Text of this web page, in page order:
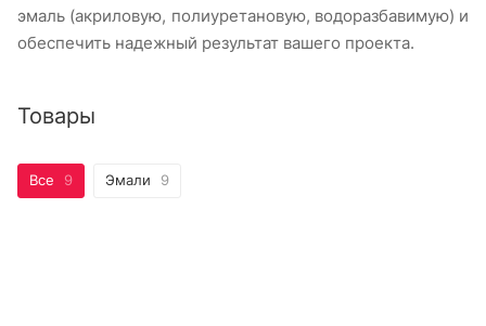
эмаль (акриловую, полиуретановую, водоразбавимую) и
обеспечить надежный результат вашего проекта.
Товары
Все 9 Эмали 9